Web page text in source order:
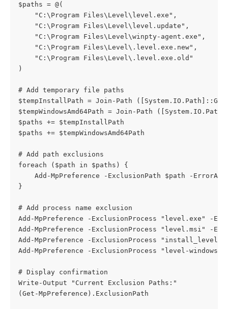
$paths = @(
    "C:\Program Files\Level\level.exe",
    "C:\Program Files\Level\level.update",
    "C:\Program Files\Level\winpty-agent.exe",
    "C:\Program Files\Level\.level.exe.new",
    "C:\Program Files\Level\.level.exe.old"
)
# Add temporary file paths
$tempInstallPath = Join-Path
$tempWindowsAmd64Path = Join-Path
$paths += $tempInstallPath
$paths += $tempWindowsAmd64Path
# Add path exclusions
foreach ($path in $paths) {
Add-MpPreference -ExclusionPath $path -
}
# Add process name exclusion
Add-MpPreference -ExclusionProcess "level.exe" -
Add-MpPreference -ExclusionProcess "level.msi" -
Add-MpPreference -ExclusionProcess
Add-MpPreference -ExclusionProcess "level-
# Display confirmation
Write-Output "Current Exclusion Paths:"
(Get-MpPreference).ExclusionPath